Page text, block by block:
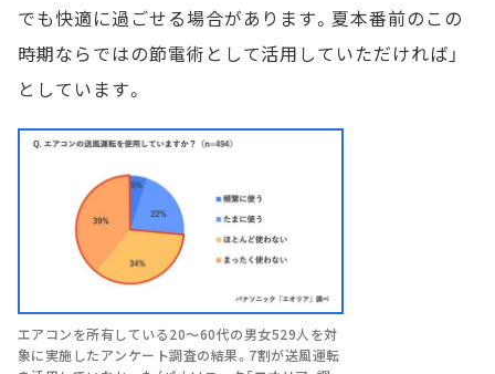
でも快適に過ごせる場合があります。夏本番前のこの
時期ならではの節電術として活用していただければ」
としています。
エアコンを所有している20～60代の男女529人を対
象に実施したアンケート調査の結果。7割が送風運転